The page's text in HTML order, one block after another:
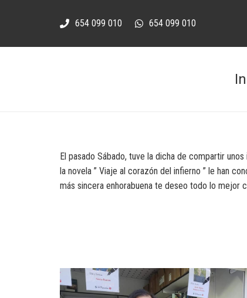
654 099 010 654 099 010
El pasado Sábado, tuve la dicha de compartir
la novela ” Viaje al corazón del infierno ” le han
más sincera enhorabuena te deseo todo lo mejor